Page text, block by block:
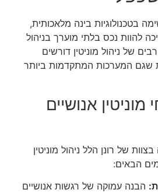
בטכנולוגיות בינה מלאכותית,
להוות נכס בלתי מוערך בניהול
של ניהול מוניטין דורשים
שגם המערכות המתקדמות ביותר
אנושיים
של רונן הלל ניהול מוניטין
הבאים:
הבנה עמוקה של רגשות אנושיים